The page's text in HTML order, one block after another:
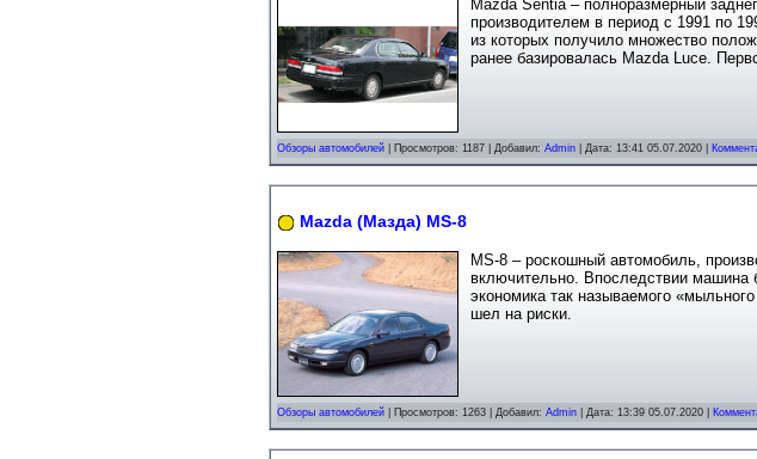
Mazda Sentia – полноразмерный
производителем в период с 1991 по
из которых получило множество
ранее базировалась Mazda Luce.
Обзоры автомобилей | Просмотров: 1187 | Добавил: Admin | Дата: 13:41 05.07.2020
Mazda (Мазда) MS-8
MS-8 – роскошный автомобиль,
включительно. Впоследствии машина
экономика так называемого
шел на риски.
Обзоры автомобилей | Просмотров: 1263 | Добавил: Admin | Дата: 13:39 05.07.2020